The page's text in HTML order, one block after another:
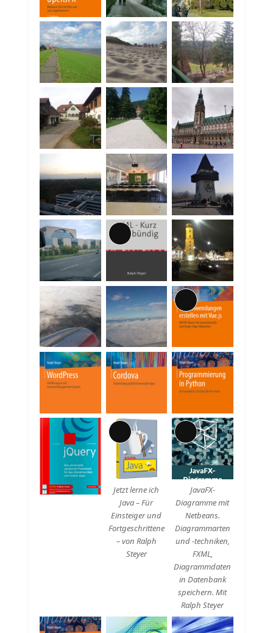
Lange
Beschreibung
Lange
Beschreibung
Lange
Beschreibung
Jetzt lerne ich
Java – Für
Einsteiger und
Fortgeschrittene
– von Ralph
Steyer
Lange
Beschreibung
JavaFX-
Diagramme mit
Netbeans.
Diagrammarten
und -techniken,
FXML,
Diagrammdaten
in Datenbank
speichern. Mit
Ralph Steyer